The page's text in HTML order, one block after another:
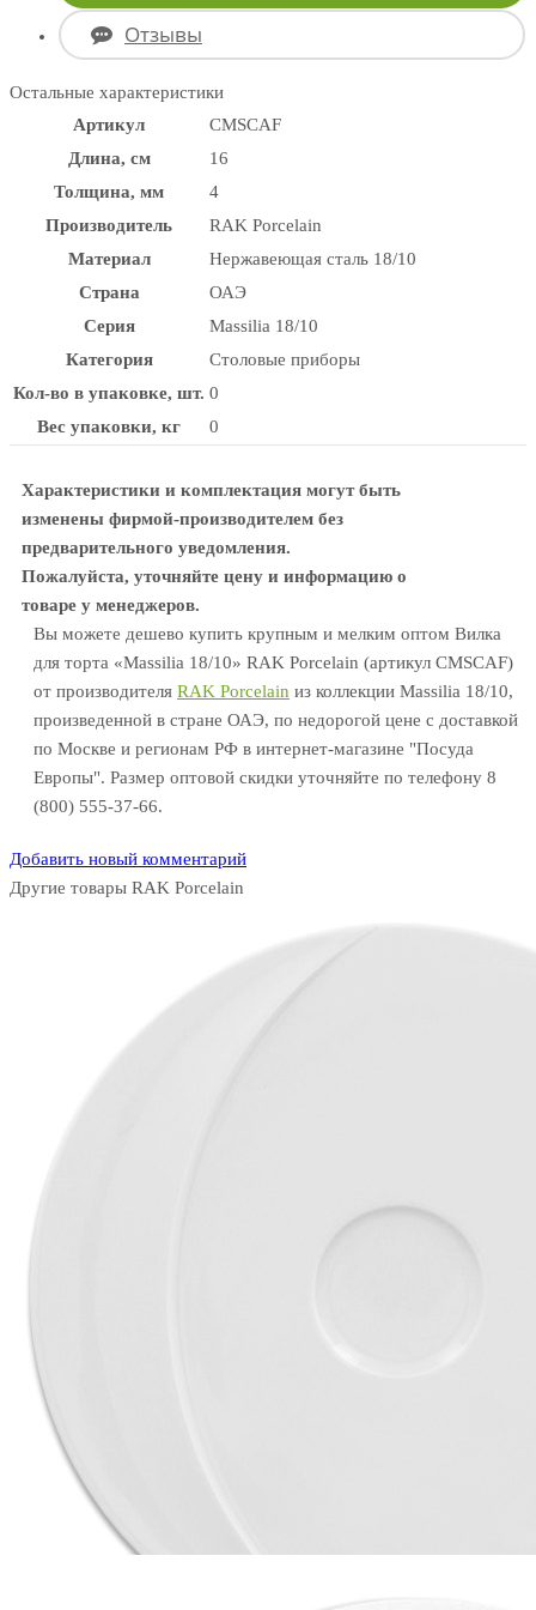
Отзывы
Остальные характеристики
Артикул
CMSCAF
Длина, см
16
Толщина, мм
4
Производитель
RAK Porcelain
Материал
Нержавеющая сталь 18/10
Страна
ОАЭ
Серия
Massilia 18/10
Категория
Столовые приборы
Кол-во в упаковке, шт. 0
Вес упаковки, кг
0
Характеристики и комплектация могут быть
изменены фирмой-производителем без
предварительного уведомления.
Пожалуйста, уточняйте цену и информацию о
товаре у менеджеров.
Вы можете дешево купить крупным и мелким оптом Вилка
для торта «Massilia 18/10» RAK Porcelain (артикул CMSCAF)
от производителя RAK Porcelain из коллекции Massilia 18/10,
произведенной в стране ОАЭ, по недорогой цене с доставкой
по Москве и регионам РФ в интернет-магазине "Посуда
Европы". Размер оптовой скидки уточняйте по телефону 8
(800) 555-37-66.
Добавить новый комментарий
Другие товары RAK Porcelain